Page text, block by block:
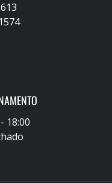
18:00